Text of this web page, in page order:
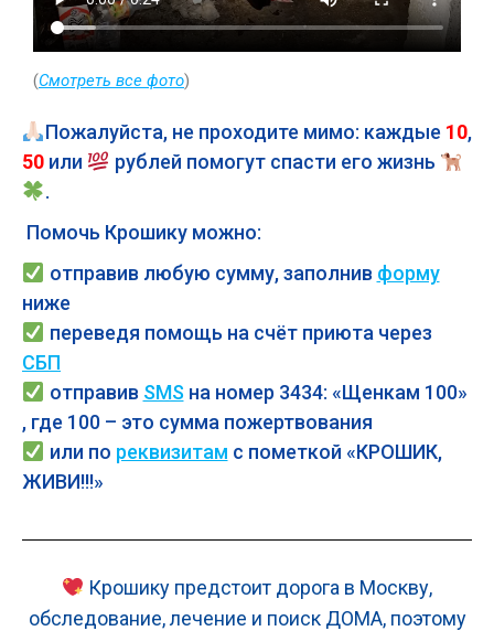
(Смотреть все фото)
Пожалуйста, не проходите мимо: каждые 10,
50 или
рублей помогут спасти его жизнь
.
Помочь Крошику можно:
отправив любую сумму, заполнив форму
ниже
переведя помощь на счёт приюта через
СБП
отправив SMS на номер 3434: «Щенкам 100»
, где 100 – это сумма пожертвования
или по реквизитам с пометкой «КРОШИК,
ЖИВИ!!!»
Крошику предстоит дорога в Москву,
обследование, лечение и поиск ДОМА, поэтому